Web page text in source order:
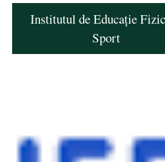
Institutul de Educație
Sport